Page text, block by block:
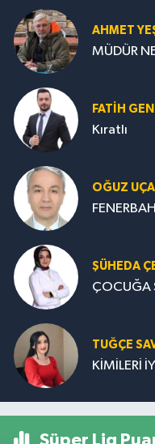
AHMET
MÜDÜR
FATIH
Kıratlı
OĞUZ
ŞÜHEDA
ÇOCUĞA
TUĞÇE
KİMİLERİ
Süper Lig